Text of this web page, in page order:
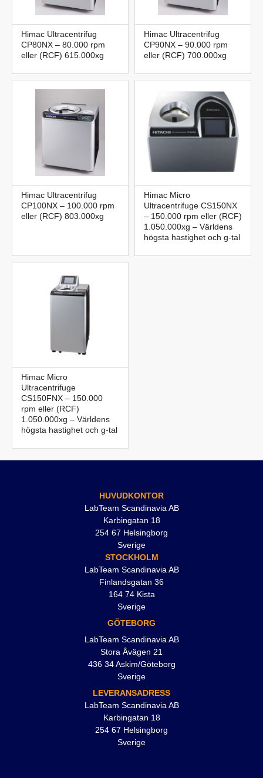
Himac Ultracentrifug
CP80NX – 80.000 rpm
eller (RCF) 615.000xg
Himac Ultracentrifug
CP90NX – 90.000 rpm
eller (RCF) 700.000xg
Himac Ultracentrifug
CP100NX – 100.000 rpm
eller (RCF) 803.000xg
Himac Micro
Ultracentrifuge CS150NX
– 150.000 rpm eller (RCF)
1.050.000xg – Världens
högsta hastighet och g-tal
Himac Micro
Ultracentrifuge
CS150FNX – 150.000
rpm eller (RCF)
1.050.000xg – Världens
högsta hastighet och g-tal
HUVUDKONTOR
LabTeam Scandinavia AB
Karbingatan 18
254 67 Helsingborg
Sverige
STOCKHOLM
LabTeam Scandinavia AB
Finlandsgatan 36
164 74 Kista
Sverige
GÖTEBORG
LabTeam Scandinavia AB
Stora Åvägen 21
436 34 Askim/Göteborg
Sverige
LEVERANSADRESS
LabTeam Scandinavia AB
Karbingatan 18
254 67 Helsingborg
Sverige